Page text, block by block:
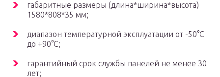
габаритные размеры (длина*ширина*высота)
1580*808*35 мм;
диапазон температурной эксплуатации от -50°C
до +90°C;
гарантийный срок службы панелей не менее 30
лет;